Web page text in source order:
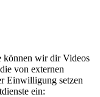
können wir dir Videos
von externen
Einwilligung setzen
ein: